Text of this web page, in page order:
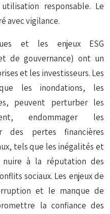
responsable. Le
avec vigilance.
et les enjeux ESG
de gouvernance) ont un
et les investisseurs. Les
les inondations, les
peuvent perturber les
endommager les
des pertes financières
tels que les inégalités et
nuire à la réputation des
sociaux. Les enjeux de
et le manque de
la confiance des